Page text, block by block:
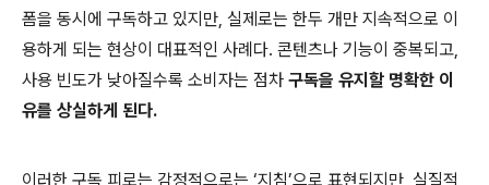
폼을 동시에 구독하고 있지만, 실제로는 한두 개만 지속적으로 이
용하게 되는 현상이 대표적인 사례다. 콘텐츠나 기능이 중복되고,
사용 빈도가 낮아질수록 소비자는 점차 구독을 유지할 명확한 이
유를 상실하게 된다.
이러한 구독 피로는 감정적으로는 ‘지침’으로 표현되지만, 실질적